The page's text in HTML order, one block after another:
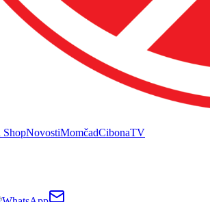
ShopNovostiMomčadCibonaTV